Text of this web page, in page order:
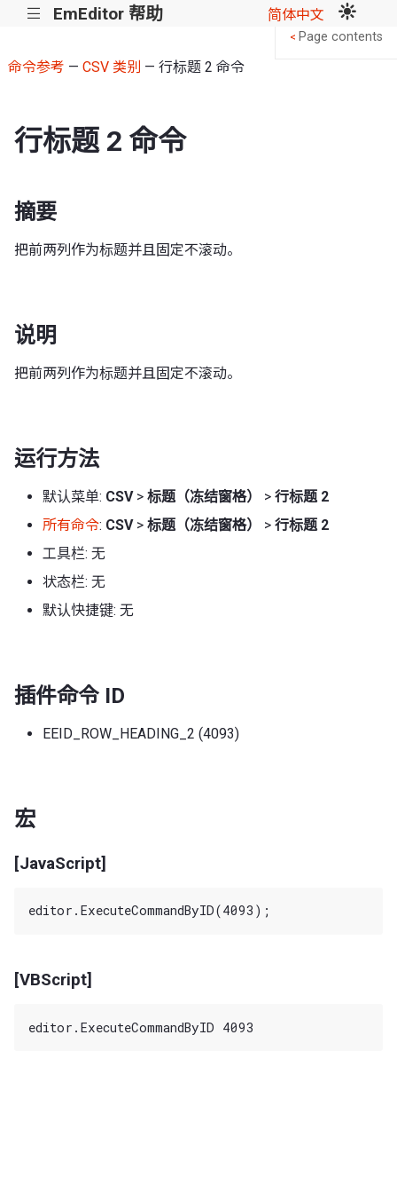
||| EmEditor 帮助 简体中文
命令参考 — CSV 类别 — 行标题 2 命令
行标题 2 命令
摘要
把前两列作为标题并且固定不滚动。
说明
把前两列作为标题并且固定不滚动。
运行方法
默认菜单: CSV> 标题（冻结窗格） > 行标题 2
所有命令: CSV> 标题（冻结窗格） > 行标题 2
工具栏: 无
状态栏: 无
默认快捷键: 无
插件命令 ID
EEID_ROW_HEADING_2 (4093)
宏
[JavaScript]
[VBScript]
< Page contents